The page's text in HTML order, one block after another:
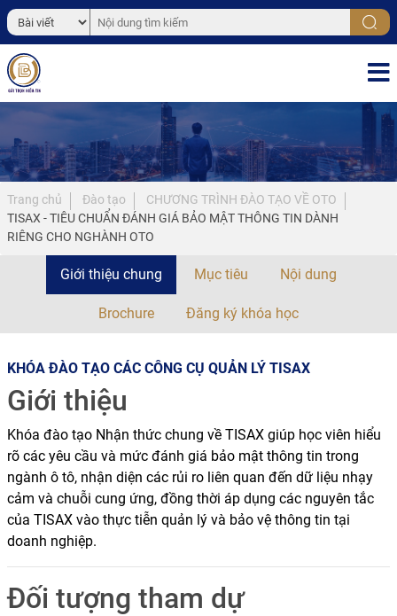
Trang chủ Đào tạo
CHƯƠNG TRÌNH ĐÀO TẠO VỀ OTO
TISAX - TIÊU CHUẨN ĐÁNH GIÁ BẢO MẬT THÔNG TIN DÀNH
RIÊNG CHO NGHÀNH OTO
Giới thiệu chung Mục tiêu Nội dung
Brochure Đăng ký khóa học
KHÓA ĐÀO TẠO CÁC CÔNG CỤ QUẢN LÝ TISAX
Giới thiệu
Khóa đào tạo Nhận thức chung về TISAX giúp học viên hiểu
rõ các yêu cầu và mức đánh giá bảo mật thông tin trong
ngành ô tô, nhận diện các rủi ro liên quan đến dữ liệu nhạy
cảm và chuỗi cung ứng, đồng thời áp dụng các nguyên tắc
của TISAX vào thực tiễn quản lý và bảo vệ thông tin tại
doanh nghiệp.
Đối tượng tham dự